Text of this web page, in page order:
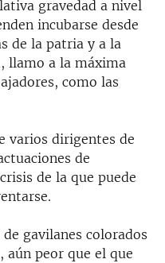
gravedad a nivel
incubarse desde
de la patria y a la
llamo a la máxima
como las
varios dirigentes de
de
de la que puede
gavilanes colorados
aún peor que el que